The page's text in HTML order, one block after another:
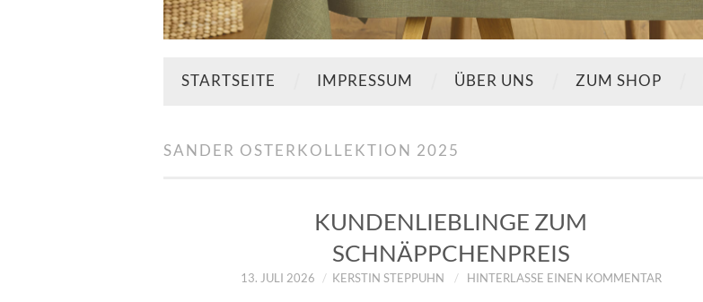
STARTSEITE IMPRESSUM ÜBER UNS ZUM SHOP
SANDER OSTERKOLLEKTION 2025
KUNDENLIEBLINGE ZUM
SCHNÄPPCHENPREIS
13. JULI 2026 KERSTIN STEPPUHN HINTERLASSE EINEN KOMMENTAR